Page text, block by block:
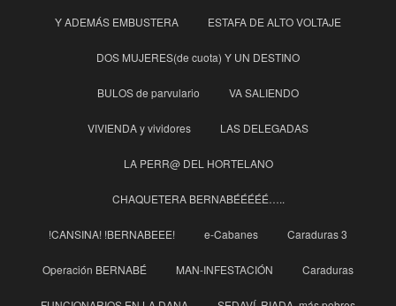
Y ADEMÁS EMBUSTERA ESTAFA DE ALTO VOLTAJE
DOS MUJERES(de cuota) Y UN DESTINO
BULOS de parvulario VA SALIENDO
VIVIENDA y vividores LAS DELEGADAS
LA PERR@ DEL HORTELANO
CHAQUETERA BERNABÉÉÉÉÉ…..
!CANSINA! !BERNABEEE! e-Cabanes Caraduras 3
Operación BERNABÉ MAN-INFESTACIÓN Caraduras